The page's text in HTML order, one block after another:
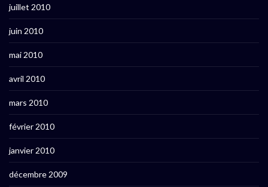
juillet 2010
juin 2010
mai 2010
avril 2010
mars 2010
février 2010
janvier 2010
décembre 2009